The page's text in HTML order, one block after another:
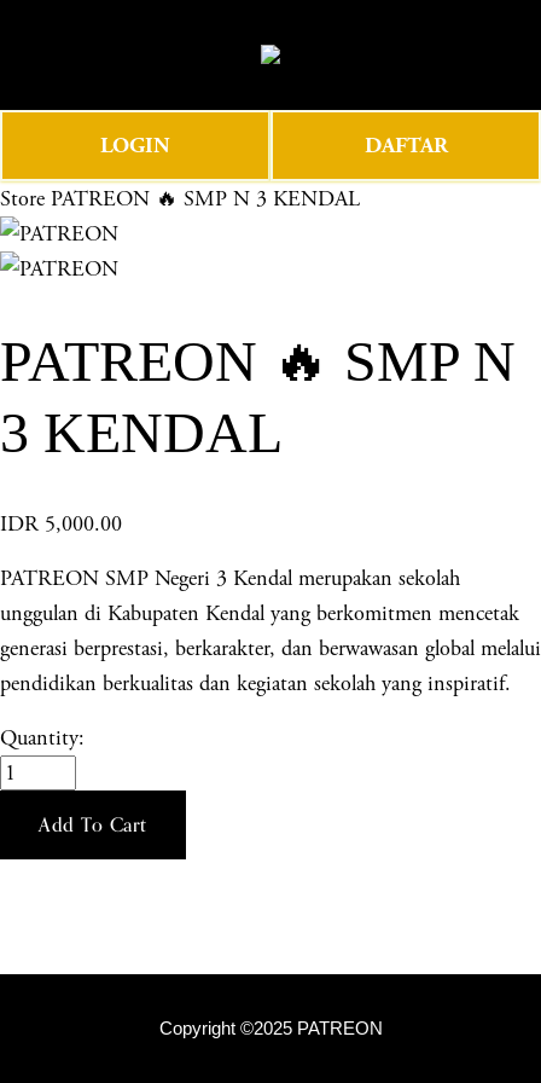
e
e
n
u
LOGIN DAFTAR
Store PATREON 🔥 SMP N 3 KENDAL
PATREON 🔥 SMP N
3 KENDAL
IDR 5,000.00
PATREON SMP Negeri 3 Kendal merupakan sekolah
unggulan di Kabupaten Kendal yang berkomitmen mencetak
generasi berprestasi, berkarakter, dan berwawasan global melalui
pendidikan berkualitas dan kegiatan sekolah yang inspiratif.
Quantity:
Add To Cart
Copyright ©2025 PATREON